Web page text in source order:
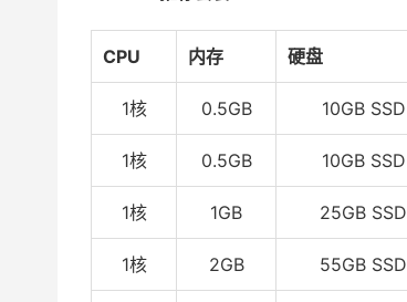
CPU 内存 硬盘
1核 0.5GB 10GB SSD
1核 0.5GB 10GB SSD
1核 1GB 25GB SSD
1核 2GB 55GB SSD